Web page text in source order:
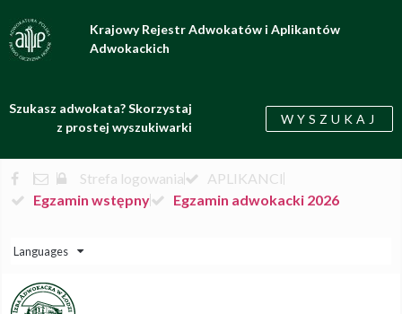
Krajowy Rejestr Adwokatów i Aplikantów
Adwokackich
Szukasz adwokata? Skorzystaj
z prostej wyszukiwarki
WYSZUKAJ
Strefa logowania
APLIKANCI
Egzamin wstępny
Egzamin adwokacki 2026
Languages